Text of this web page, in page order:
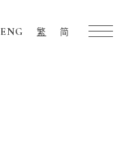
ENG 繁 简